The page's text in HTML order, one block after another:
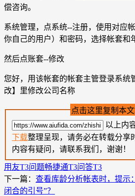
偿咨询。
系统管理，点系统--注册，使用对应
你自己的用户）和密码，选择帐套和
然后点账套--修改
您好，用该帐套的帐套主管登录系统
改】里修改公司名称
点击这里复制本
以上内
下载整理呈现，请务必在转载分享
内容有疑问，请联系我们，谢谢！
用友T3问题畅捷通T3问答T3
下一篇： 查看库龄分析帐表时，提
闭合的引号”？